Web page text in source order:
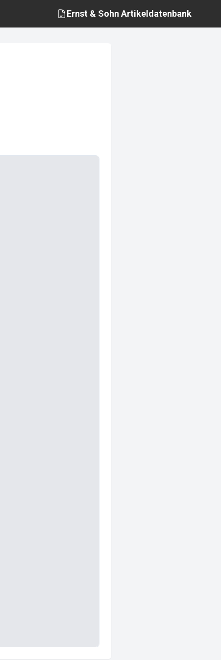
Ernst & Sohn Artikeldatenbank